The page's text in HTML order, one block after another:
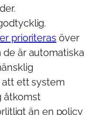
prioriteras över
är automatiska
ett system
åtkomst
än en policy